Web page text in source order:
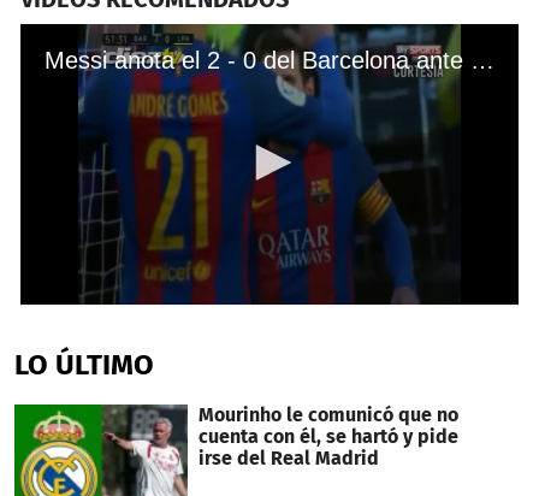
Messi anota el 2 - 0 del Barcelona ante las Palmas
of
37
LO ÚLTIMO
Mourinho le comunicó que no
cuenta con él, se hartó y pide
irse del Real Madrid